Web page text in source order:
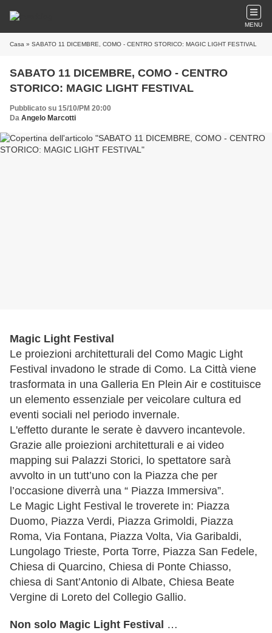
MENU
Casa » SABATO 11 DICEMBRE, COMO - CENTRO STORICO: MAGIC LIGHT FESTIVAL
SABATO 11 DICEMBRE, COMO - CENTRO
STORICO: MAGIC LIGHT FESTIVAL
Pubblicato su 15/10/PM 20:00
Da Angelo Marcotti
Magic Light Festival
Le proiezioni architetturali del Como Magic Light
Festival invadono le strade di Como. La Città viene
trasformata in una Galleria En Plein Air e costituisce
un elemento essenziale per veicolare cultura ed
eventi sociali nel periodo invernale.
L'effetto durante le serate è davvero incantevole.
Grazie alle proiezioni architetturali e ai video
mapping sui Palazzi Storici, lo spettatore sarà
avvolto in un tutt’uno con la Piazza che per
l’occasione diverrà una “ Piazza Immersiva”.
Le Magic Light Festival le troverete in: Piazza
Duomo, Piazza Verdi, Piazza Grimoldi, Piazza
Roma, Via Fontana, Piazza Volta, Via Garibaldi,
Lungolago Trieste, Porta Torre, Piazza San Fedele,
Chiesa di Quarcino, Chiesa di Ponte Chiasso,
chiesa di Sant’Antonio di Albate, Chiesa Beate
Vergine di Loreto del Collegio Gallio.
Non solo Magic Light Festival …